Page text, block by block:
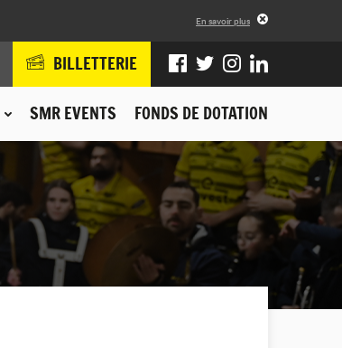
En savoir plus
SMR EVENTS FONDS DE DOTATION
BILLETTERIE